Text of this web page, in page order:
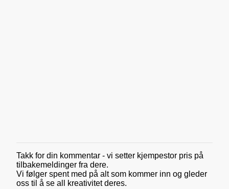
L
e
g
g
Takk for din kommentar - vi setter kjempestor pris på
tilbakemeldinger fra dere.
Vi følger spent med på alt som kommer inn og gleder
oss til å se all kreativitet deres.